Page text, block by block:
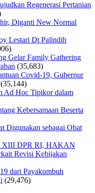
Regenerasi Pertanian
Diganti New Normal
Lestari Dt Palindih
Gelar Family Gathering
(35,683)
Covid-19, Gubernur
(35,144)
Ad Hoc Tipikor dalam
Kebersamaan Beserta
Digunakan sebagai Obat
XIII DPR RI, HAKAN
Revisi Kebijakan
dari Payakumbuh
(29,476)